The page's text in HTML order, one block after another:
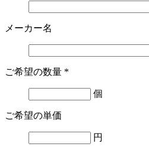
メーカー名
ご希望の数量 *
個
ご希望の単価
円